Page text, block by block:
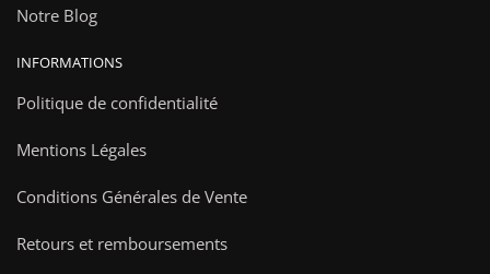
Notre Blog
INFORMATIONS
Politique de confidentialité
Mentions Légales
Conditions Générales de Vente
Retours et remboursements